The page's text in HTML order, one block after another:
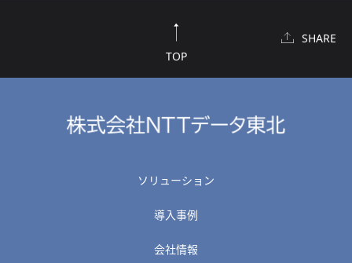
TOP
SHARE
ソリューション
導入事例
会社情報